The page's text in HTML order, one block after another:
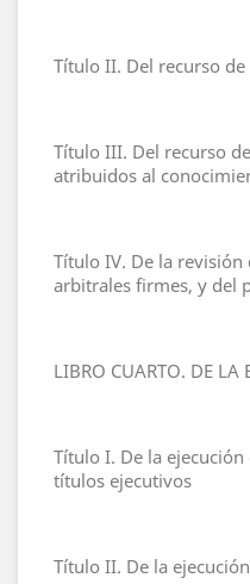
Título II. Del recurso
Título III. Del recurso
atribuidos al
Título IV. De la revisión
arbitrales firmes, y del
LIBRO CUARTO. DE LA
Título I. De la
títulos ejecutivos
Título II. De la